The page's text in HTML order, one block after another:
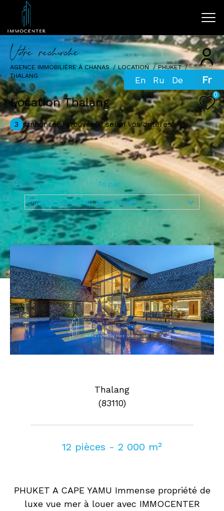
Fr
0
Vore recece
AGENCE IMMOBILIÈRE À CHANAS LOCATION
PHUKET
THALANG
Location Thalang
3 annonce(s) trouvée(s) selon vos critères
Tri par
Du plus récent au plus ancien
Thalang
(83110)
12 pièces - 2 000 m²
PHUKET A CAPE YAMU Immense propriété de
luxe vue mer à louer avec IMMOCENTER
Effectuer une recherche
et trouver le bien qui correspond à vos
critères
Type d'offre
Location
Type de bien
Sélectionner
Budget
Pièces
0 1 2 3 4 5
Où
Où
Surface
FILTRER PAR